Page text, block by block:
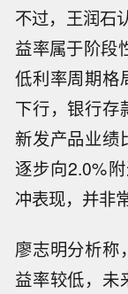
不过，王润石
益率属于阶段
低利率周期格
下行，银行存
新发产品业绩
逐步向2.0%
冲表现，并非
廖志明分析称
益率较低，未